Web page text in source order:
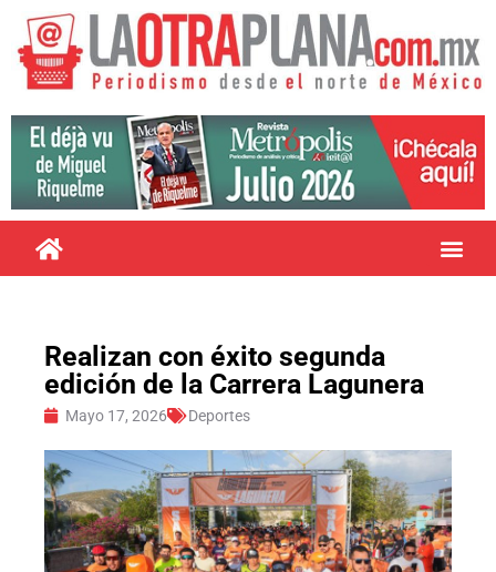
Realizan con éxito segunda
edición de la Carrera Lagunera
Mayo 17, 2026 Deportes